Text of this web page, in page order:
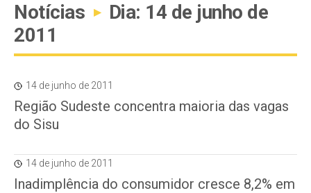
Notícias ▸
Dia: 14 de junho de
2011
14 de junho de 2011
Região Sudeste concentra maioria das vagas
do Sisu
14 de junho de 2011
Inadimplência do consumidor cresce 8,2% em